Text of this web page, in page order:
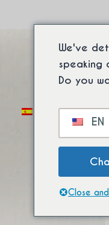
Alternar
infantil
We've
speaking
Do you
EN
Close